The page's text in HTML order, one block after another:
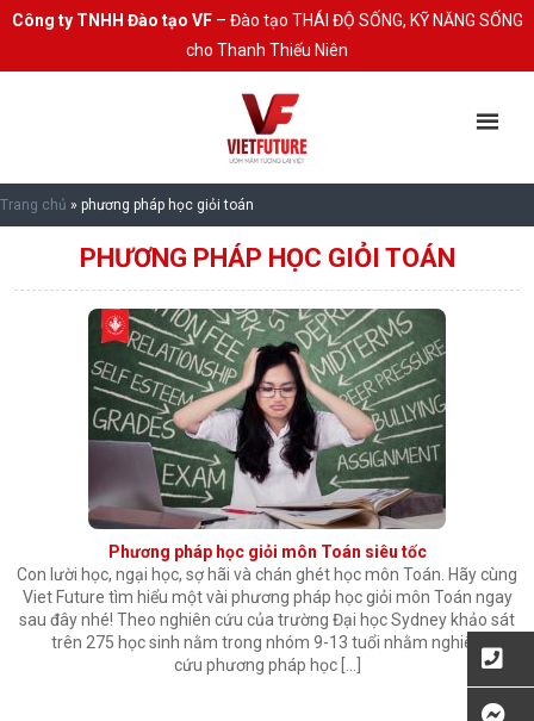
Công ty TNHH Đào tạo VF– Đào tạo THÁI ĐỘ SỐNG, KỸ NĂNG SỐNG
cho Thanh Thiếu Niên
Trang chủ » phương pháp học giỏi toán
PHƯƠNG PHÁP HỌC GIỎI TOÁN
Phương pháp học giỏi môn Toán siêu tốc
Con lười học, ngại học, sợ hãi và chán ghét học môn Toán. Hãy cùng
Viet Future tìm hiểu một vài phương pháp học giỏi môn Toán ngay
sau đây nhé! Theo nghiên cứu của trường Đại học Sydney khảo sát
trên 275 học sinh nằm trong nhóm 9-13 tuổi nhằm nghiên
cứu phương pháp học […]